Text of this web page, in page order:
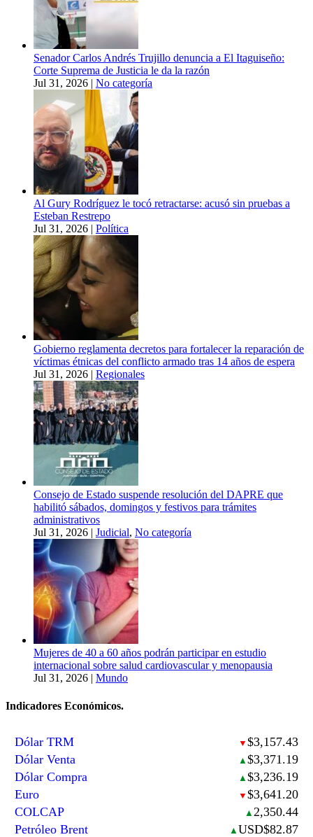
Senador Carlos Andrés Trujillo denuncia a El Itaguiseño:
Corte Suprema de Justicia le da la razón
Jul 31, 2026 | No categoría
Al Gury Rodríguez le tocó retractarse: acusó sin pruebas a
Esteban Restrepo
Jul 31, 2026 | Política
Gobierno reglamenta decretos para fortalecer la reparación de
víctimas étnicas del conflicto armado tras 14 años de espera
Jul 31, 2026 | Regionales
Consejo de Estado suspende resolución del DAPRE que
habilitó sábados, domingos y festivos para trámites
administrativos
Jul 31, 2026 | Judicial, No categoría
Mujeres de 40 a 60 años podrán participar en estudio
internacional sobre salud cardiovascular y menopausia
Jul 31, 2026 | Mundo
Indicadores Económicos.
Dólar TRM ▼ $3,157.43
Dólar Venta
▲ $3,371.19
Dólar Compra
▲ $3,236.19
Euro
▼ $3,641.20
COLCAP
▲ 2,350.44
Petróleo Brent
▲ USD$82.87